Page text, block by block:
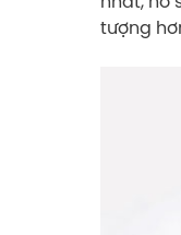
tượng